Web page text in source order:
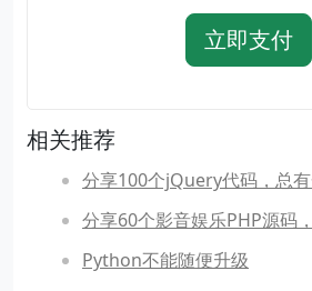
立即支付
相关推荐
分享100个jQuery代码，总
分享60个影音娱乐PHP源码
Python不能随便升级